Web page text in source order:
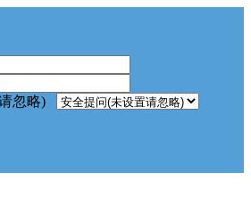
忽略)